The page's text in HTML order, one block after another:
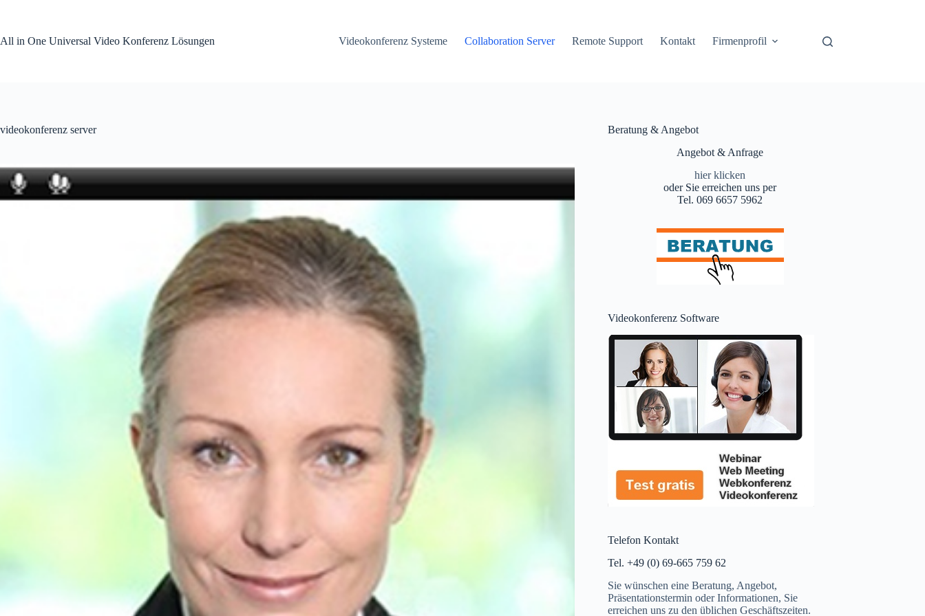
All in One Universal Video Konferenz Lösungen
Videokonferenz Systeme Collaboration Server Remote Support Kontakt Firmenprofil
videokonferenz server
Beratung & Angebot
Angebot & Anfrage
hier klicken
oder Sie erreichen uns per
Tel. 069 6657 5962
Videokonferenz Software
Telefon Kontakt
Tel. +49 (0) 69-665 759 62
Sie wünschen eine Beratung, Angebot,
Präsentationstermin oder Informationen, Sie
erreichen uns zu den üblichen Geschäftszeiten.